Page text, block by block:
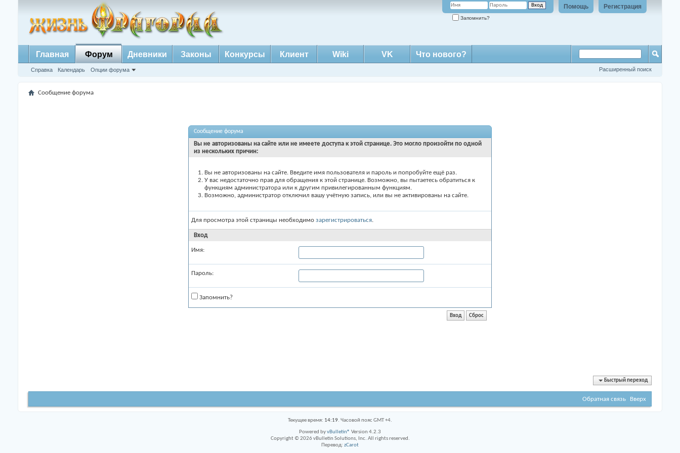
Регистрация
Помощь
Запомнить?
Главная Форум
Справка Календарь Опции форума
Дневники Законы Конкурсы Клиент Wiki VK Что нового?
Расширенный поиск
Сообщение форума
Сообщение форума
Вы не авторизованы на сайте или не имеете доступа к этой странице. Это могло произойти по одной
из нескольких причин:
Вы не авторизованы на сайте. Введите имя пользователя и пароль и попробуйте ещё раз.
У вас недостаточно прав для обращения к этой странице. Возможно, вы пытаетесь обратиться к
функциям администратора или к другим привилегированным функциям.
Возможно, администратор отключил вашу учётную запись, или вы не активированы на сайте.
Для просмотра этой страницы необходимо зарегистрироваться.
Вход
Имя:
Пароль:
Запомнить?
Быстрый переход
Обратная связь Вверх
Текущее время: 14:19. Часовой пояс GMT +4.
Powered byvBulletin® Version 4.2.3
Copyright © 2026 vBulletin Solutions, Inc. All rights reserved.
Перевод: zCarot